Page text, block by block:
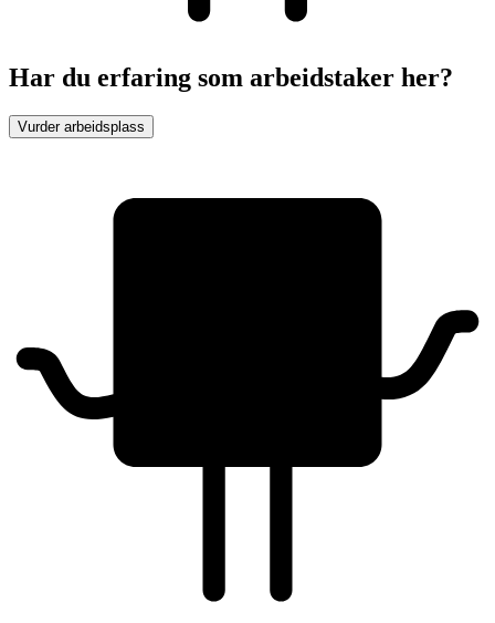
Har du erfaring som arbeidstaker her?
Vurder arbeidsplass